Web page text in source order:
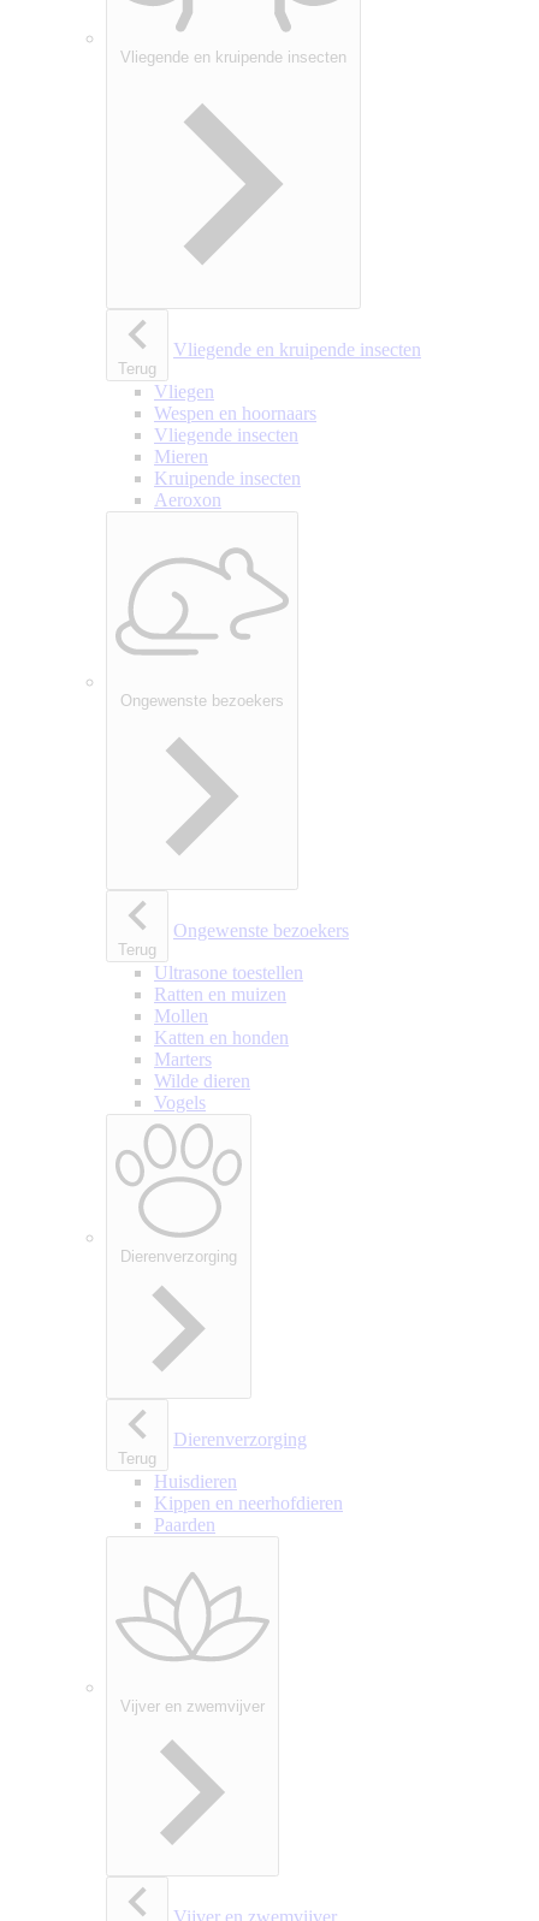
Vliegende en kruipende insecten
Terug
Vliegende en kruipende insecten
Vliegen
Wespen en hoornaars
Vliegende insecten
Mieren
Kruipende insecten
Aeroxon
Ongewenste bezoekers
Terug
Ongewenste bezoekers
Ultrasone toestellen
Ratten en muizen
Mollen
Katten en honden
Marters
Wilde dieren
Vogels
Dierenverzorging
Terug
Dierenverzorging
Huisdieren
Kippen en neerhofdieren
Paarden
Vijver en zwemvijver
Vijver en zwemvijver